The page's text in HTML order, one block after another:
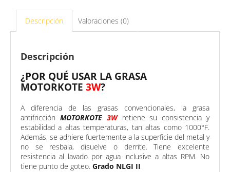
Descripción Valoraciones (0)
Descripción
¿POR QUÉ USAR LA GRASA
MOTORKOTE 3W?
A diferencia de las grasas convencionales, la grasa
antifricción MOTORKOTE 3Wretiene su consistencia y
estabilidad a altas temperaturas, tan altas como 1000°F.
Además, se adhiere fuertemente a la superficie del metal y
no se resbala, disuelve o derrite. Tiene excelente
resistencia al lavado por agua inclusive a altas RPM. No
tiene punto de goteo. Grado NLGI II